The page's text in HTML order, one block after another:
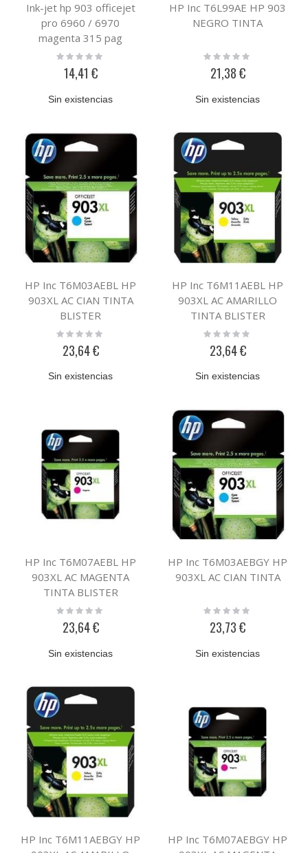
Ink-jet hp 903 officejet
pro 6960 / 6970
magenta 315 pag
Rating:
14,41 €
Sin existencias
HP Inc T6L99AE HP 903
NEGRO TINTA
Rating:
21,38 €
Sin existencias
HP Inc T6M03AEBL HP
903XL AC CIAN TINTA
BLISTER
Rating:
23,64 €
Sin existencias
HP Inc T6M11AEBL HP
903XL AC AMARILLO
TINTA BLISTER
Rating:
23,64 €
Sin existencias
HP Inc T6M07AEBL HP
903XL AC MAGENTA
TINTA BLISTER
Rating:
23,64 €
Sin existencias
HP Inc T6M03AEBGY HP
903XL AC CIAN TINTA
Rating:
23,73 €
Sin existencias
HP Inc T6M11AEBGY HP
HP Inc T6M07AEBGY HP